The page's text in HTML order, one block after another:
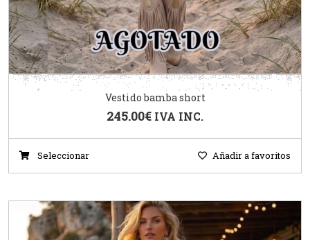
Vestido bamba short
245.00€ IVA INC.
Seleccionar Añadir a favoritos